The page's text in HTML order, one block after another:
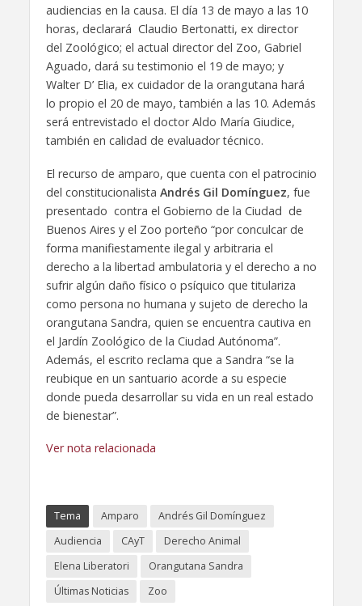
audiencias en la causa. El día 13 de mayo a las 10
horas, declarará Claudio Bertonatti, ex director
del Zoológico; el actual director del Zoo, Gabriel
Aguado, dará su testimonio el 19 de mayo; y
Walter D’ Elia, ex cuidador de la orangutana hará
lo propio el 20 de mayo, también a las 10. Además
será entrevistado el doctor Aldo María Giudice,
también en calidad de evaluador técnico.
El recurso de amparo, que cuenta con el patrocinio
del constitucionalista Andrés Gil Domínguez, fue
presentado contra el Gobierno de la Ciudad de
Buenos Aires y el Zoo porteño “por conculcar de
forma manifiestamente ilegal y arbitraria el
derecho a la libertad ambulatoria y el derecho a no
sufrir algún daño físico o psíquico que titulariza
como persona no humana y sujeto de derecho la
orangutana Sandra, quien se encuentra cautiva en
el Jardín Zoológico de la Ciudad Autónoma”.
Además, el escrito reclama que a Sandra “se la
reubique en un santuario acorde a su especie
donde pueda desarrollar su vida en un real estado
de bienestar”.
Ver nota relacionada
Tema Amparo
Andrés Gil Domínguez
Audiencia
CAyT
Derecho Animal
Elena Liberatori
Orangutana Sandra
Últimas Noticias
Zoo